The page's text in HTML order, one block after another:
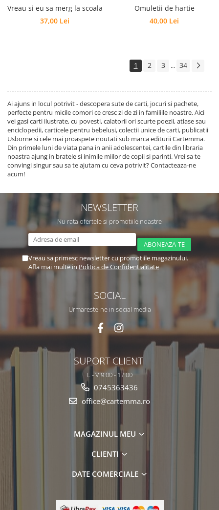
Vreau si eu sa merg la scoala
37,00 Lei
Omuletii de hartie
40,00 Lei
1 2 3 ... 34
Ai ajuns in locul potrivit - descopera sute de carti, jocuri si pachete,
perfecte pentru micile comori ce cresc zi de zi in familiile noastre. Aici
vei gasi carti ilustrate, cu povesti, calatorii ori scurte poezii, atlase sau
enciclopedii, carticele pentru bebelusi, colectii unice de carti, publicatii
Usborne si cele mai proaspete noutati sub marca editurii Cartemma.
Din primele luni de viata pana in anii adolescentei, cartile din libraria
noastra ajung in bratele si inimile miilor de copii si parinti. Vrei sa te
convingi singur sau sa te ajutam cu ceva potrivit? Contacteaza-ne
acum!
NEWSLETTER
Nu rata ofertele si promotiile noastre
Vreau sa primesc newsletter cu promotiile magazinului.
Afla mai multe in Politica de Confidentialitate
SOCIAL
Urmareste-ne in social media
SUPORT CLIENTI
L - V 9.00 - 17.00
0745363436
office@cartemma.ro
MAGAZINUL MEU
CLIENTI
DATE COMERCIALE